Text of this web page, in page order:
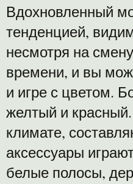
Вдохновленный
тенденцией,
несмотря на
времени, и вы
и игре с цветом.
желтый и
климате,
аксессуары
белые полосы,